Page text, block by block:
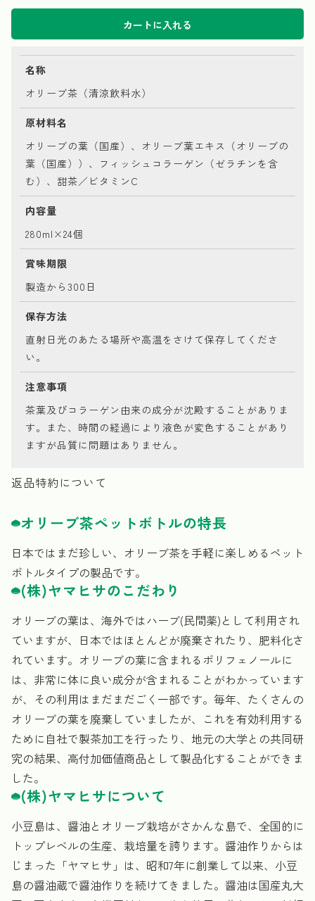
カートに入れる
名称
オリーブ茶（清涼飲料水）
原材料名
オリーブの葉（国産）、オリーブ葉エキス（オリーブの
葉（国産））、フィッシュコラーゲン（ゼラチンを含
む）、甜茶／ビタミンC
内容量
280ml×24個
賞味期限
製造から300日
保存方法
直射日光のあたる場所や高温をさけて保存してくださ
い。
注意事項
茶葉及びコラーゲン由来の成分が沈殿することがありま
す。また、時間の経過により液色が変色することがあり
ますが品質に問題はありません。
返品特約について
オリーブ茶ペットボトルの特長
日本ではまだ珍しい、オリーブ茶を手軽に楽しめるペット
ボトルタイプの製品です。
(株)ヤマヒサのこだわり
オリーブの葉は、海外ではハーブ(民間薬)として利用され
ていますが、日本ではほとんどが廃棄されたり、肥料化さ
れています。オリーブの葉に含まれるポリフェノールに
は、非常に体に良い成分が含まれることがわかっています
が、その利用はまだまだごく一部です。毎年、たくさんの
オリーブの葉を廃棄していましたが、これを有効利用する
ために自社で製茶加工を行ったり、地元の大学との共同研
究の結果、高付加価値商品として製品化することができま
した。
(株)ヤマヒサについて
小豆島は、醤油とオリーブ栽培がさかんな島で、全国的に
トップレベルの生産、栽培量を誇ります。醤油作りからは
じまった「ヤマヒサ」は、昭和7年に創業して以来、小豆
島の醤油蔵で醤油作りを続けてきました。醤油は国産丸大